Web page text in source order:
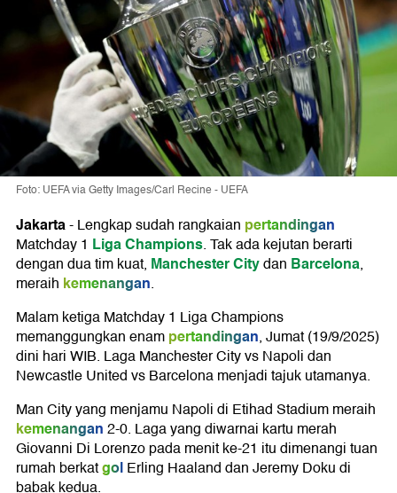
Foto: UEFA via Getty Images/Carl Recine - UEFA
Jakarta-Lengkap sudah rangkaian pertandingan
Matchday 1 Liga Champions. Tak ada kejutan berarti
dengan dua tim kuat, Manchester Citydan Barcelona,
meraih kemenangan.
Malam ketiga Matchday 1 Liga Champions
memanggungkan enampertandingan, Jumat (19/9/2025)
dini hari WIB. Laga Manchester City vs Napoli dan
Newcastle United vs Barcelona menjadi tajuk utamanya.
Man City yang menjamu Napoli di Etihad Stadium meraih
kemenangan2-0. Laga yang diwarnai kartu merah
Giovanni Di Lorenzo pada menit ke-21 itu dimenangi tuan
rumah berkatgolErling Haaland dan Jeremy Doku di
babak kedua.